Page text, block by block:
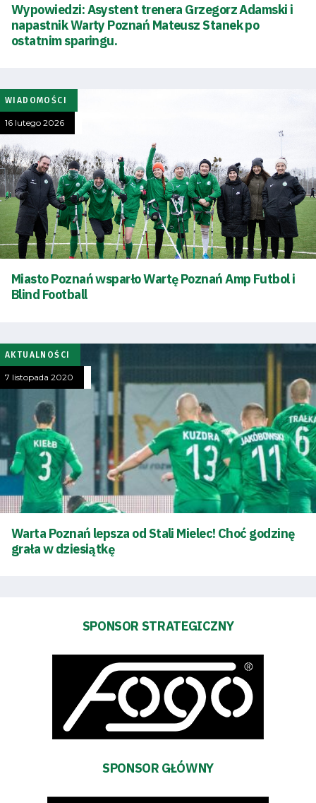
Tryb
oszczędności
energii
Dostępność
Wypowiedzi: Asystent trenera Grzegorz Adamski i
napastnik Warty Poznań Mateusz Stanek po
ostatnim sparingu.
WIADOMOŚCI
16 lutego 2026
Miasto Poznań wsparło Wartę Poznań Amp Futbol i
Blind Football
AKTUALNOŚCI
7 listopada 2020
Warta Poznań lepsza od Stali Mielec! Choć godzinę
grała w dziesiątkę
SPONSOR STRATEGICZNY
SPONSOR GŁÓWNY